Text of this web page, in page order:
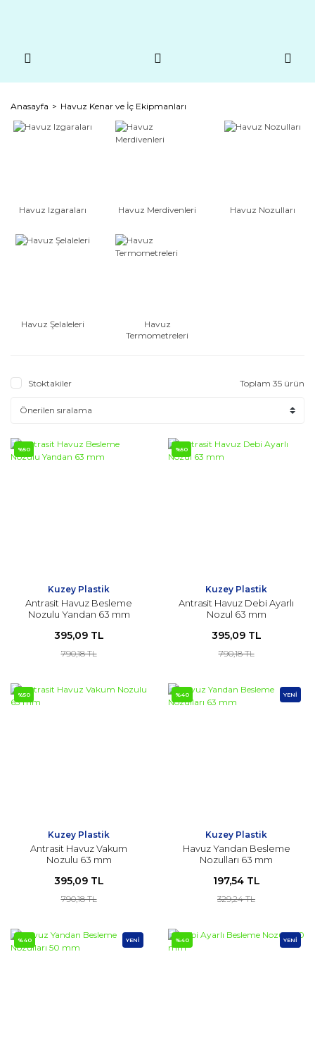
Anasayfa Havuz Kenar ve İç Ekipmanları
Havuz Izgaraları Havuz Merdivenleri Havuz Nozulları
Havuz Şelaleleri
Havuz
Termometreleri
Stoktakiler Toplam 35 ürün
%50
Kuzey Plastik
Antrasit Havuz Besleme
Nozulu Yandan 63 mm
395,09 TL
790,18 TL
%50
Kuzey Plastik
Antrasit Havuz Debi Ayarlı
Nozul 63 mm
395,09 TL
790,18 TL
%50
Kuzey Plastik
Antrasit Havuz Vakum
Nozulu 63 mm
395,09 TL
790,18 TL
%40 YENİ
Kuzey Plastik
Havuz Yandan Besleme
Nozulları 63 mm
197,54 TL
329,24 TL
%40 YENİ %40 YENİ